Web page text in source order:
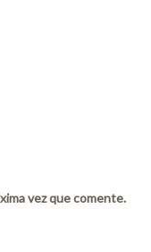
vez que comente.